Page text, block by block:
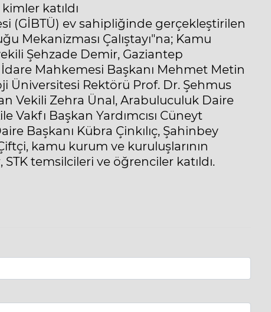
katıldı
(GİBTÜ) ev sahipliğinde gerçekleştirilen
Mekanizması Çalıştayı"na; Kamu
Şehzade Demir, Gaziantep
Mahkemesi Başkanı Mehmet Metin
Üniversitesi Rektörü Prof. Dr. Şehmus
Vekili Zehra Ünal, Arabuluculuk Daire
Başkan Yardımcısı Cüneyt
Başkanı Kübra Çinkılıç, Şahinbey
kamu kurum ve kuruluşlarının
temsilcileri ve öğrenciler katıldı.